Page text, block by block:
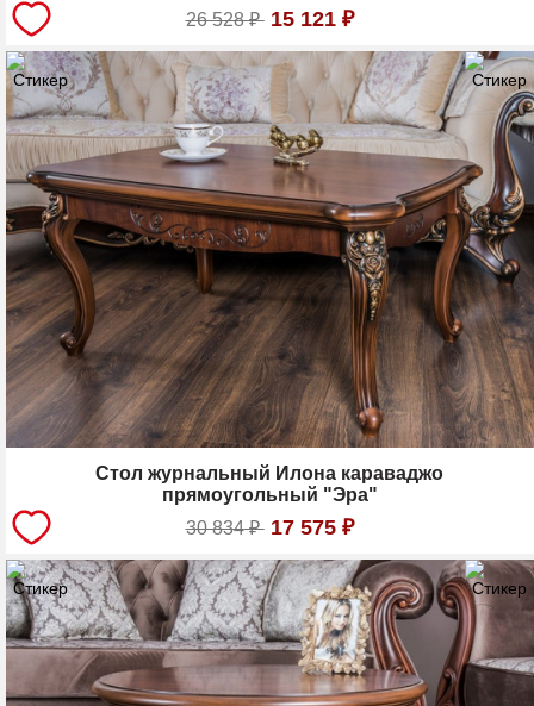
26 528₽ 15 121 ₽
Стол журнальный Илона караваджо
прямоугольный "Эра"
30 834₽ 17 575 ₽